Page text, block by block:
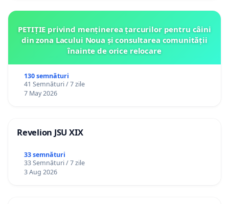
PETIȚIE privind menținerea țarcurilor pentru câini
din zona Lacului Noua și consultarea comunității
înainte de orice relocare
130 semnături
41 Semnături / 7 zile
7 May 2026
Revelion JSU XIX
33 semnături
33 Semnături / 7 zile
3 Aug 2026